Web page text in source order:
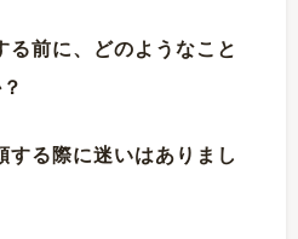
る前に、どのようなこと
する際に迷いはありまし